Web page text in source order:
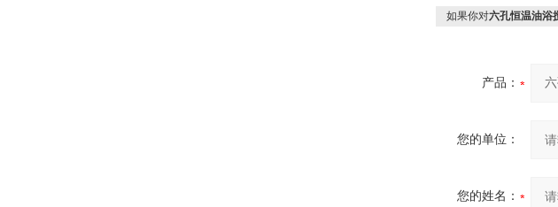
如果你对六孔恒温油浴
产品：
您的单位：
您的姓名：